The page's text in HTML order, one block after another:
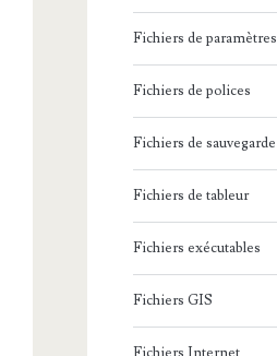
Fichiers de paramètres
Fichiers de polices
Fichiers de sauvegarde
Fichiers de tableur
Fichiers exécutables
Fichiers GIS